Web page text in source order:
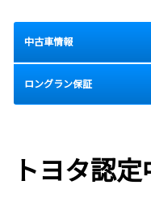
中古車情報
ロングラン保証
トヨタ認